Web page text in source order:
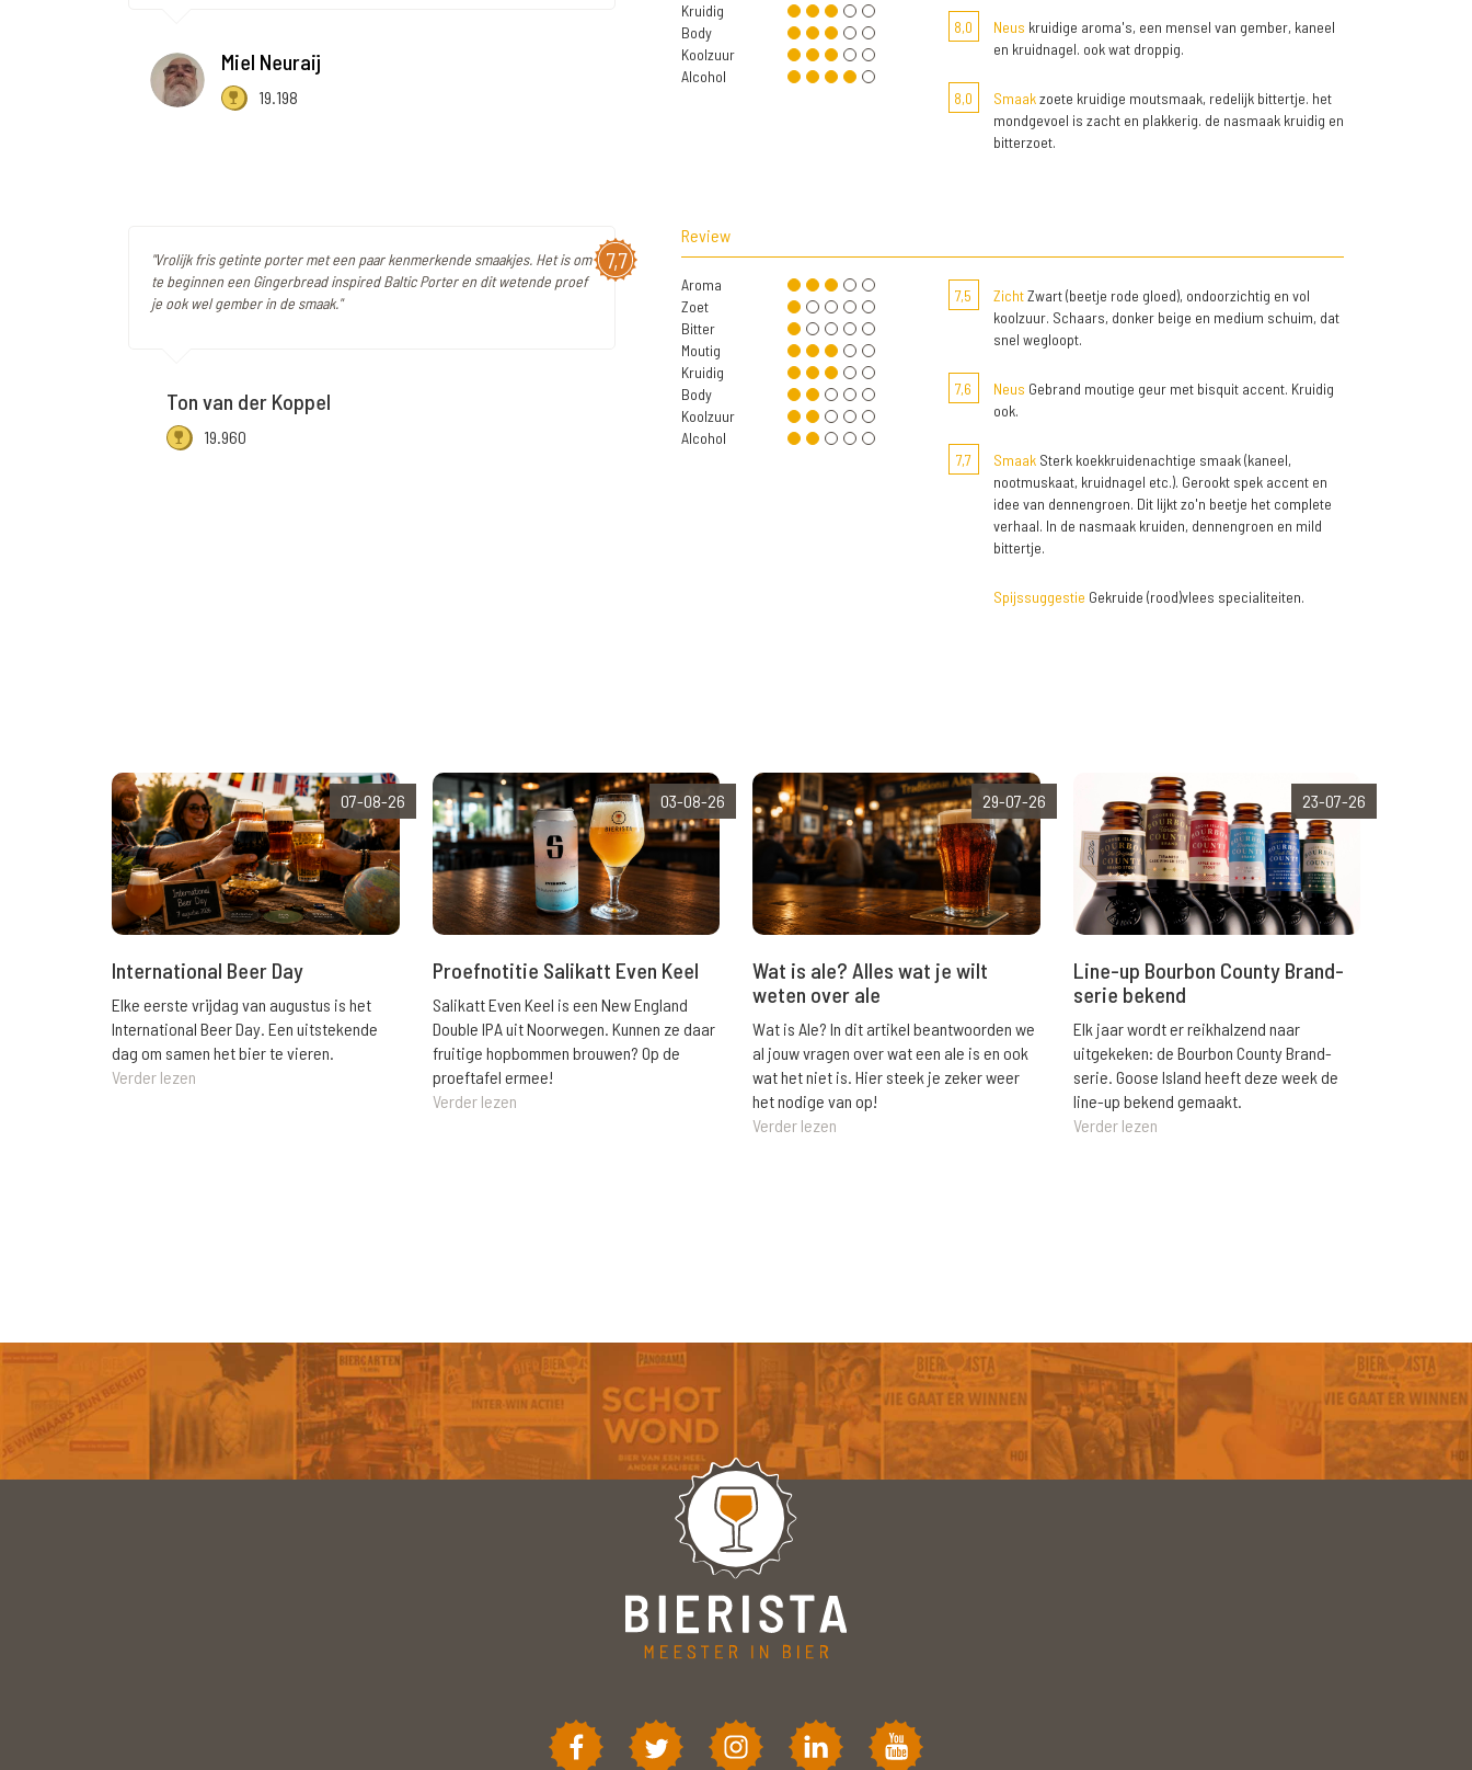
Miel Neuraij
19.198
Kruidig
Body
Koolzuur
Alcohol
8,0 Neus kruidige aroma's, een mensel van gember, kaneel
en kruidnagel. ook wat droppig.
8,0 Smaakzoete kruidige moutsmaak, redelijk bittertje. het
mondgevoel is zacht en plakkerig. de nasmaak kruidig en
bitterzoet.
7,7
"Vrolijk fris getinte porter met een paar kenmerkende smaakjes. Het is om
te beginnen een Gingerbread inspired Baltic Porter en dit wetende proef
je ook wel gember in de smaak."
Ton van der Koppel
19.960
Review
Aroma
Zoet
Bitter
Moutig
Kruidig
Body
Koolzuur
Alcohol
7,5 ZichtZwart (beetje rode gloed), ondoorzichtig en vol
koolzuur. Schaars, donker beige en medium schuim, dat
snel wegloopt.
7,6 Neus Gebrand moutige geur met bisquit accent. Kruidig
ook.
7,7 SmaakSterk koekkruidenachtige smaak (kaneel,
nootmuskaat, kruidnagel etc.). Gerookt spek accent en
idee van dennengroen. Dit lijkt zo'n beetje het complete
verhaal. In de nasmaak kruiden, dennengroen en mild
bittertje.
Spijssuggestie Gekruide (rood)vlees specialiteiten.
07-08-26
International Beer Day
Elke eerste vrijdag van augustus is het
International Beer Day. Een uitstekende
dag om samen het bier te vieren.
Verder lezen
03-08-26
Proefnotitie Salikatt Even Keel
Salikatt Even Keel is een New England
Double IPA uit Noorwegen. Kunnen ze daar
fruitige hopbommen brouwen? Op de
proeftafel ermee!
Verder lezen
29-07-26
Wat is ale? Alles wat je wilt
weten over ale
Wat is Ale? In dit artikel beantwoorden we
al jouw vragen over wat een ale is en ook
wat het niet is. Hier steek je zeker weer
het nodige van op!
Verder lezen
23-07-26
Line-up Bourbon County Brand-
serie bekend
Elk jaar wordt er reikhalzend naar
uitgekeken: de Bourbon County Brand-
serie. Goose Island heeft deze week de
line-up bekend gemaakt.
Verder lezen